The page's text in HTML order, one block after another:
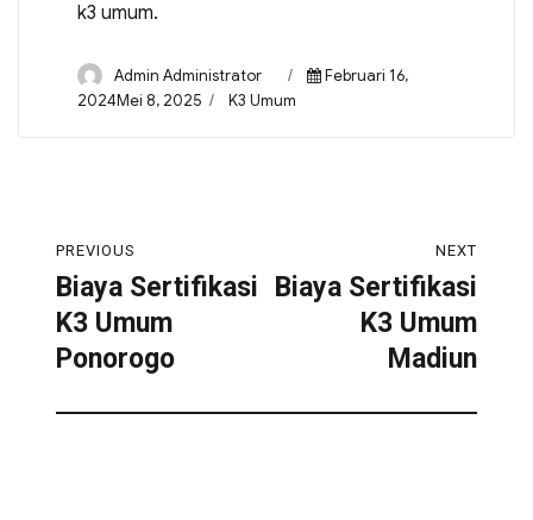
k3 umum.
Admin Administrator
Februari 16,
2024Mei 8, 2025
K3 Umum
PREVIOUS
Biaya Sertifikasi
K3 Umum
Ponorogo
NEXT
Biaya Sertifikasi
K3 Umum
Madiun